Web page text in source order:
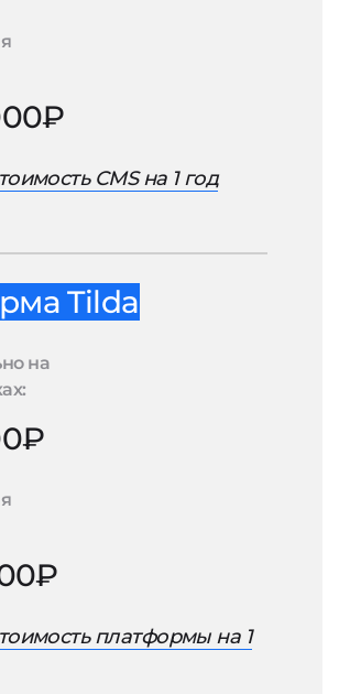
CMS на 1 год
Tilda
на
платформы на 1